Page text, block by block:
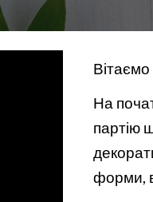
На
партію
форми,